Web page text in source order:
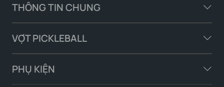
JOOLA Perseus 3S Dual 16mm nằm ở phân khúc mang lại
16mm lý tưởng cho những người chơi muốn:
THÔNG TIN CHUNG
VỢT PICKLEBALL
PHỤ KIỆN